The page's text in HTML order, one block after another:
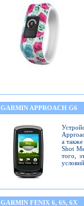
GARMIN APPROACH G6
а
Shot
того,
условий.
GARMIN FENIX 6, 6S, 6X